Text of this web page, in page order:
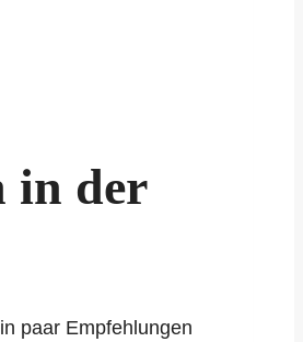
in der
paar Empfehlungen